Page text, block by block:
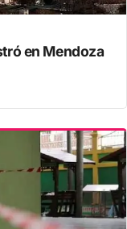
en Mendoza